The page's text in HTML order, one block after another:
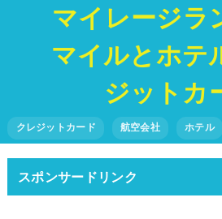
マイレージラ
マイルとホテ
ジットカ
クレジットカード 航空会社 ホテル
スポンサードリンク